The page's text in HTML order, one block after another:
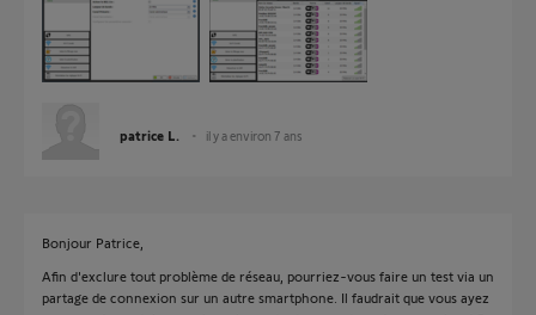
patrice L. il y a environ 7 ans
Bonjour Patrice,
Afin d'exclure tout problème de réseau, pourriez-vous faire un test via un
partage de connexion sur un autre smartphone. Il faudrait que vous ayez